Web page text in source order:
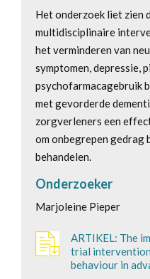
Het onderzoek liet zien
multidisciplinaire
het verminderen van
symptomen, depressie,
psychofarmacagebruik
met gevorderde
zorgverleners een
om onbegrepen gedrag
behandelen.
Onderzoeker
Marjoleine Pieper
ARTIKEL: The
trial
behaviour in